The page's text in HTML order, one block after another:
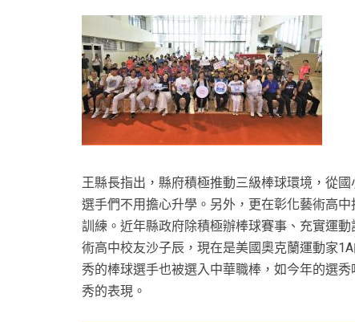
王縣長指出，縣府積極推動三級棒球環境，從
選手們不用擔心升學。另外，更在彰化藝術高
訓練。近年縣政府除積極辦棒球賽事、充實運
術高中校友沙子辰，現在是美國奧克蘭運動家
秀的棒球選手也被選入中華職棒，如今年的選
秀的表現。